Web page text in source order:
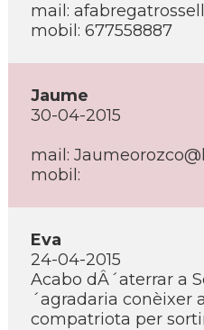
mail:
mobil: 677558887
Jaume
30-04-2015
mail:
mobil:
Eva
24-04-2015
Acabo dÂ´aterrar a
´agradaria conèixer
compatriota per